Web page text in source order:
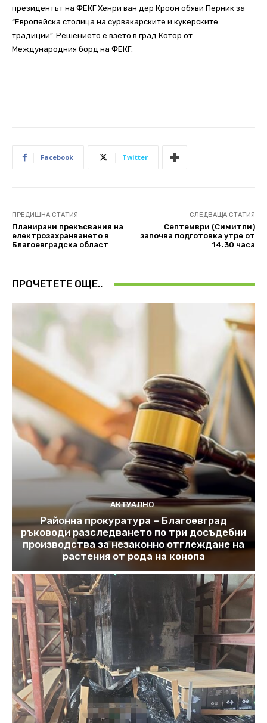
президентът на ФЕКГ Хенри ван дер Кроон обяви Перник за
“Европейска столица на сурвакарските и кукерските
традиции”. Решението е взето в град Котор от
Международния борд на ФЕКГ.
Facebook Twitter
ПРЕДИШНА СТАТИЯ
Планирани прекъсвания на
електрозахранването в
Благоевградска област
СЛЕДВАЩА СТАТИЯ
Септември (Симитли)
започва подготовка утре от
14.30 часа
ПРОЧЕТЕТЕ ОЩЕ..
АКТУАЛНО
Районна прокуратура – Благоевград
ръководи разследването по три досъдебни
производства за незаконно отглеждане на
растения от рода на конопа